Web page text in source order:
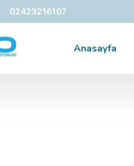
02423216107
Anasayfa